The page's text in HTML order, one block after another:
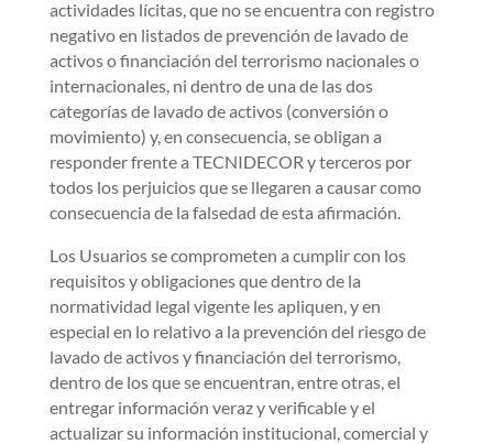
actividades lícitas, que no se encuentra con registro
negativo en listados de prevención de lavado de
activos o financiación del terrorismo nacionales o
internacionales, ni dentro de una de las dos
categorías de lavado de activos (conversión o
movimiento) y, en consecuencia, se obligan a
responder frente a TECNIDECOR y terceros por
todos los perjuicios que se llegaren a causar como
consecuencia de la falsedad de esta afirmación.
Los Usuarios se comprometen a cumplir con los
requisitos y obligaciones que dentro de la
normatividad legal vigente les apliquen, y en
especial en lo relativo a la prevención del riesgo de
lavado de activos y financiación del terrorismo,
dentro de los que se encuentran, entre otras, el
entregar información veraz y verificable y el
actualizar su información institucional, comercial y